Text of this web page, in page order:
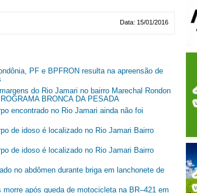
Data: 15/01/2016
PF e BPFRON resulta na apreensão de
do Rio Jamari no bairro Marechal Rondon
BRONCA DA PESADA
encontrado no Rio Jamari ainda não foi
de idoso é localizado no Rio Jamari Bairro
de idoso é localizado no Rio Jamari Bairro
no abdômen durante briga em lanchonete de
após queda de motocicleta na BR–421 em